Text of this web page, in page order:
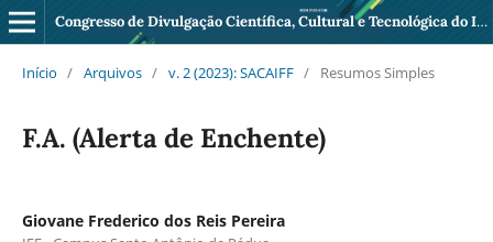
Congresso de Divulgação Científica, Cultural e Tecnológica do IFF Pádua
Início / Arquivos / v. 2 (2023): SACAIFF / Resumos Simples
F.A. (Alerta de Enchente)
Giovane Frederico dos Reis Pereira